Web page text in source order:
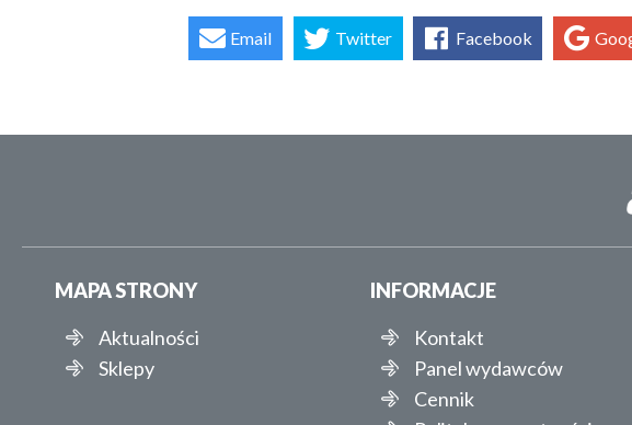
Email Twitter Facebook
MAPA STRONY
Aktualności
Sklepy
INFORMACJE
Kontakt
Panel wydawców
Cennik